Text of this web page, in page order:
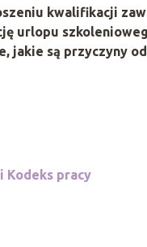
kwalifikacji
urlopu
jakie są przyczyny
Kodeks pracy